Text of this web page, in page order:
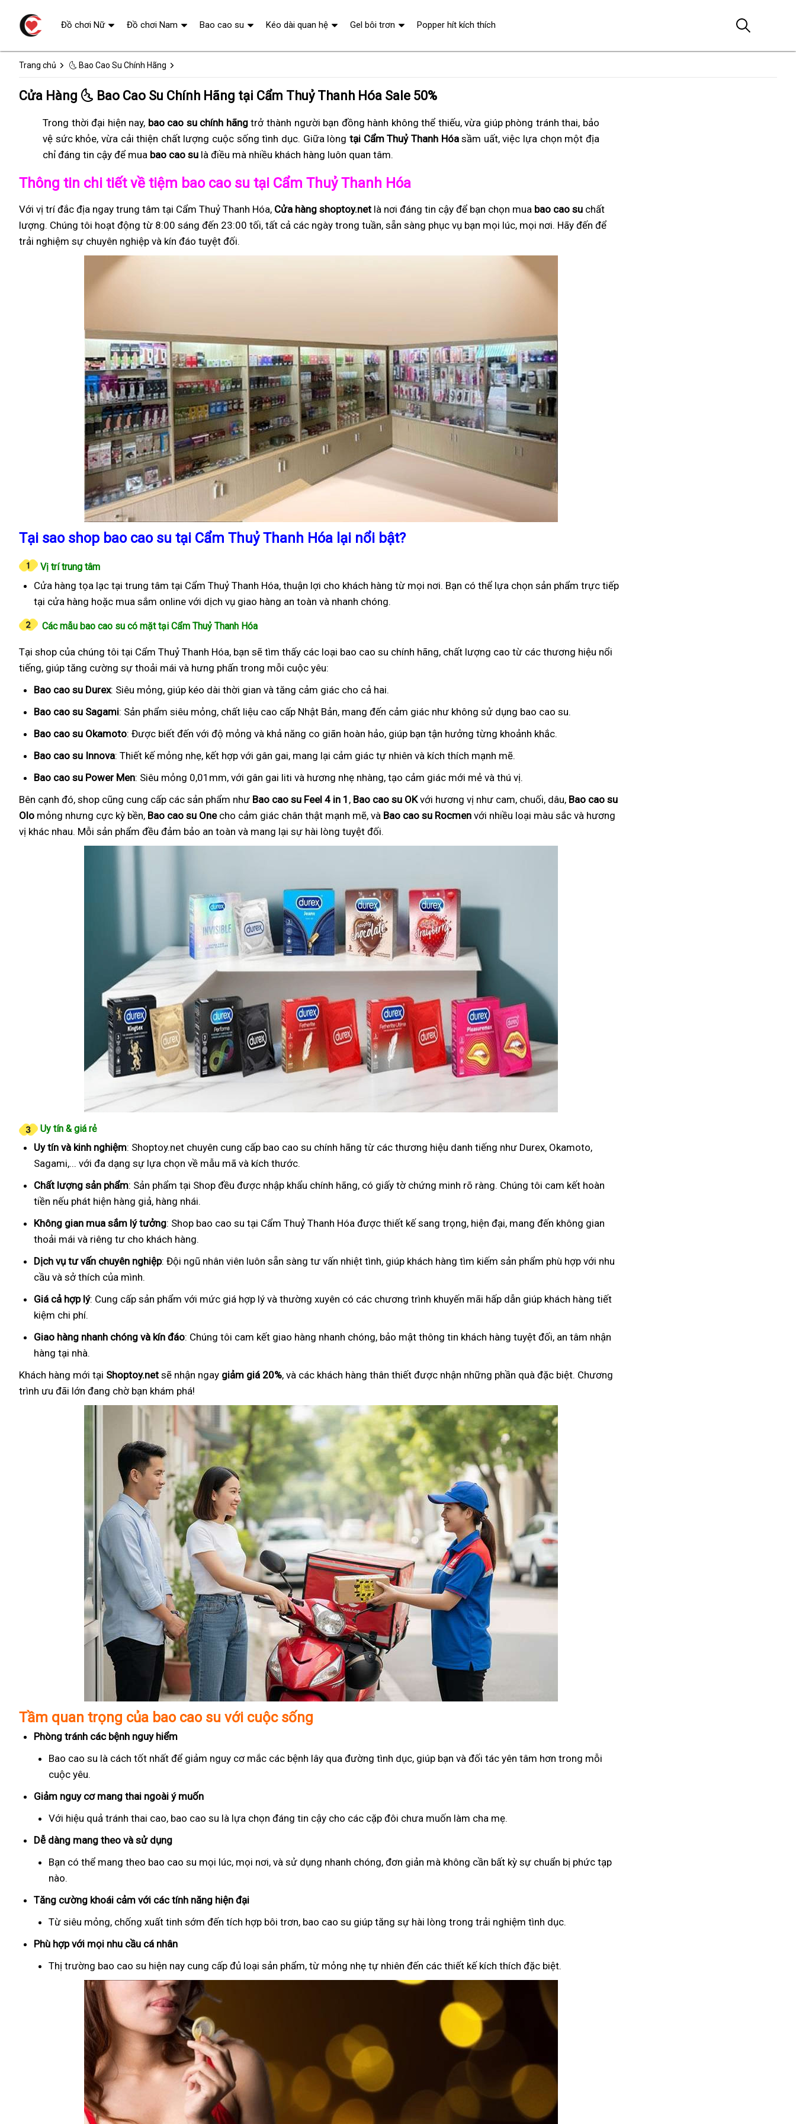
Trang chủ 🌜 Bao Cao Su Chính Hãng
Cửa Hàng 🌜 Bao Cao Su Chính Hãng tại Cẩm Thuỷ Thanh Hóa Sale 50%
Trong thời đại hiện nay, bao cao su chính hãngtrở thành người bạn đồng hành không thể thiếu, vừa giúp phòng tránh thai, bảo
vệ sức khỏe, vừa cải thiện chất lượng cuộc sống tình dục. Giữa lòng tại Cẩm Thuỷ Thanh Hóasầm uất, việc lựa chọn một địa
chỉ đáng tin cậy để mua bao cao su là điều mà nhiều khách hàng luôn quan tâm.
Thông tin chi tiết về tiệm bao cao su tại Cẩm Thuỷ Thanh Hóa
Với vị trí đắc địa ngay trung tâm tại Cẩm Thuỷ Thanh Hóa, Cửa hàng shoptoy.net là nơi đáng tin cậy để bạn chọn mua bao cao su chất
lượng. Chúng tôi hoạt động từ 8:00 sáng đến 23:00 tối, tất cả các ngày trong tuần, sẵn sàng phục vụ bạn mọi lúc, mọi nơi. Hãy đến để
trải nghiệm sự chuyên nghiệp và kín đáo tuyệt đối.
Tại sao shop bao cao su tại Cẩm Thuỷ Thanh Hóa lại nổi bật?
Vị trí trung tâm
Cửa hàng tọa lạc tại trung tâm tại Cẩm Thuỷ Thanh Hóa, thuận lợi cho khách hàng từ mọi nơi. Bạn có thể lựa chọn sản phẩm trực tiếp
tại cửa hàng hoặc mua sắm online với dịch vụ giao hàng an toàn và nhanh chóng.
Các mẫu bao cao su có mặt tại Cẩm Thuỷ Thanh Hóa
Tại shop của chúng tôi tại Cẩm Thuỷ Thanh Hóa, bạn sẽ tìm thấy các loại bao cao su chính hãng, chất lượng cao từ các thương hiệu nổi
tiếng, giúp tăng cường sự thoải mái và hưng phấn trong mỗi cuộc yêu:
Bao cao su Durex: Siêu mỏng, giúp kéo dài thời gian và tăng cảm giác cho cả hai.
Bao cao su Sagami: Sản phẩm siêu mỏng, chất liệu cao cấp Nhật Bản, mang đến cảm giác như không sử dụng bao cao su.
Bao cao su Okamoto: Được biết đến với độ mỏng và khả năng co giãn hoàn hảo, giúp bạn tận hưởng từng khoảnh khắc.
Bao cao su Innova: Thiết kế mỏng nhẹ, kết hợp với gân gai, mang lại cảm giác tự nhiên và kích thích mạnh mẽ.
Bao cao su Power Men: Siêu mỏng 0,01mm, với gân gai liti và hương nhẹ nhàng, tạo cảm giác mới mẻ và thú vị.
Bên cạnh đó, shop cũng cung cấp các sản phẩm như Bao cao su Feel 4 in 1 , Bao cao su OKvới hương vị như cam, chuối, dâu, Bao cao su
Olo mỏng nhưng cực kỳ bền, Bao cao su Onecho cảm giác chân thật mạnh mẽ, và Bao cao su Rocmen với nhiều loại màu sắc và hương
vị khác nhau. Mỗi sản phẩm đều đảm bảo an toàn và mang lại sự hài lòng tuyệt đối.
Uy tín & giá rẻ
Uy tín và kinh nghiệm: Shoptoy.net chuyên cung cấp bao cao su chính hãng từ các thương hiệu danh tiếng như Durex, Okamoto,
Sagami,... với đa dạng sự lựa chọn về mẫu mã và kích thước.
Chất lượng sản phẩm: Sản phẩm tại Shop đều được nhập khẩu chính hãng, có giấy tờ chứng minh rõ ràng. Chúng tôi cam kết hoàn
tiền nếu phát hiện hàng giả, hàng nhái.
Không gian mua sắm lý tưởng: Shop bao cao su tại Cẩm Thuỷ Thanh Hóa được thiết kế sang trọng, hiện đại, mang đến không gian
thoải mái và riêng tư cho khách hàng.
Dịch vụ tư vấn chuyên nghiệp: Đội ngũ nhân viên luôn sẵn sàng tư vấn nhiệt tình, giúp khách hàng tìm kiếm sản phẩm phù hợp với nhu
cầu và sở thích của mình.
Giá cả hợp lý: Cung cấp sản phẩm với mức giá hợp lý và thường xuyên có các chương trình khuyến mãi hấp dẫn giúp khách hàng tiết
kiệm chi phí.
Giao hàng nhanh chóng và kín đáo: Chúng tôi cam kết giao hàng nhanh chóng, bảo mật thông tin khách hàng tuyệt đối, an tâm nhận
hàng tại nhà.
Khách hàng mới tại Shoptoy.net sẽ nhận ngay giảm giá 20%, và các khách hàng thân thiết được nhận những phần quà đặc biệt. Chương
trình ưu đãi lớn đang chờ bạn khám phá!
Tầm quan trọng của bao cao su với cuộc sống
Phòng tránh các bệnh nguy hiểm
Bao cao su là cách tốt nhất để giảm nguy cơ mắc các bệnh lây qua đường tình dục, giúp bạn và đối tác yên tâm hơn trong mỗi
cuộc yêu.
Giảm nguy cơ mang thai ngoài ý muốn
Với hiệu quả tránh thai cao, bao cao su là lựa chọn đáng tin cậy cho các cặp đôi chưa muốn làm cha mẹ.
Dễ dàng mang theo và sử dụng
Bạn có thể mang theo bao cao su mọi lúc, mọi nơi, và sử dụng nhanh chóng, đơn giản mà không cần bất kỳ sự chuẩn bị phức tạp
nào.
Tăng cường khoái cảm với các tính năng hiện đại
Từ siêu mỏng, chống xuất tinh sớm đến tích hợp bôi trơn, bao cao su giúp tăng sự hài lòng trong trải nghiệm tình dục.
Phù hợp với mọi nhu cầu cá nhân
Thị trường bao cao su hiện nay cung cấp đủ loại sản phẩm, từ mỏng nhẹ tự nhiên đến các thiết kế kích thích đặc biệt.
Đồ chơi Nữ Đồ chơi Nam Bao cao su Kéo dài quan hệ Gel bôi trơn Popper hít kích thích